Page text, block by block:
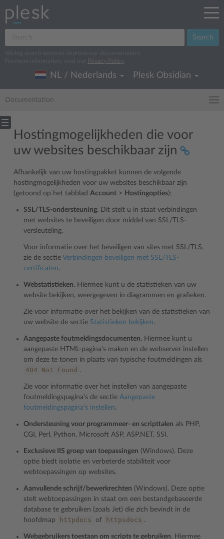
Search
We log search terms to improve our documentation.
For more information, read our
Privacy Policy
NL / Nederlands Plesk Obsidian
Documentation
Hostingmogelijkheden die voor
uw websites beschikbaar zijn
Afhankelijk van uw hostingpakket kunnen de volgende
hostingmogelijkheden voor uw websites beschikbaar zijn
(getoond op het tabblad Account > Hostingopties):
SSL/TLS-ondersteuning. Dit stelt u in staat verbindingen
met websites te beveiligen door middel van SSL/TLS-
versleuteling.
Voor informatie over het beveiligen van sites met SSL/TLS,
zie de sectie Verbindingen beveiligen met SSL/TLS-
certificaten.
Webstatistieken. Hiermee kunt u de statistieken van uw
website bekijken, weergegeven in diagrammen en grafieken.
Zie voor informatie over het bekijken van de statistieken van
uw website de sectie Statistieken bekijken.
Aangepaste foutmeldingsdocumenten. Hiermee kunt u
aangepaste HTML-pagina’s maken en de webserver instellen
om deze te tonen in plaats van typische foutmeldingen als
404 Not Found .
Zie voor informatie over het instellen van aangepaste
foutmeldingspagina’s de sectie Aangepaste
foutmeldingspagina’s instellen.
Ondersteuning voor programmeer- en scripttalen als PHP,
CGI, Perl, Python, Microsoft ASP, ASP.NET, SSI.
Exclusieve IIS groep van toepassingen (Windows). Deze
optie biedt isolatie en verbeterde stabiliteit voor
webtoepassingen op websites.
Aanvullende schrijf/bewerkrechten (Windows). Deze optie
stelt webtoepassingen in staat om een bestandgebaseerde
database te gebruiken (zoals Jet) die zich bevindt in de
hoofdmap
httpdocs of httpsdocs .
Webgebruikers toestaan om scripts te gebruiken. Hiermee